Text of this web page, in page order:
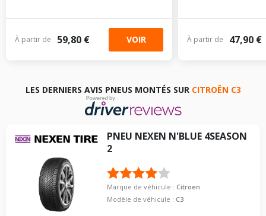
À partir de 59,80 € VOIR À partir de 47,90 €
LES DERNIERS AVIS PNEUS MONTÉS SUR CITROËN C3
PNEU NEXEN N'BLUE 4SEASON
2
Marque de véhicule : Citroen
Modèle de véhicule : C3